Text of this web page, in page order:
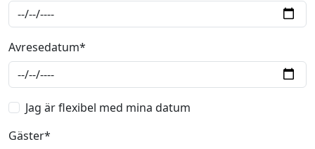
Avresedatum*
Jag är flexibel med mina datum
Gäster*